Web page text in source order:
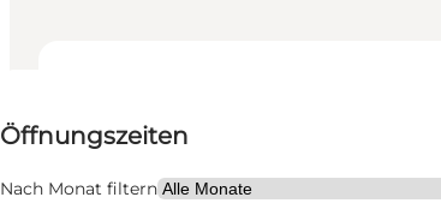
Öffnungszeiten
Nach Monat filtern
Website besuchen
Mein Partner, Freunde